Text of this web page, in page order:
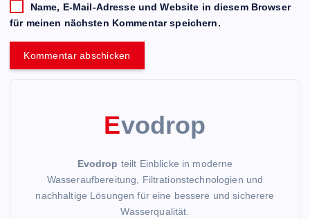
Name, E-Mail-Adresse und Website in diesem Browser
für meinen nächsten Kommentar speichern.
Evodrop
Evodrop teilt Einblicke in moderne
Wasseraufbereitung, Filtrationstechnologien und
nachhaltige Lösungen für eine bessere und sicherere
Wasserqualität.